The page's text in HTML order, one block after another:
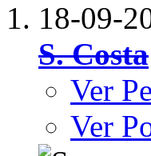
18-09-
S. Costa
Ver
Ver